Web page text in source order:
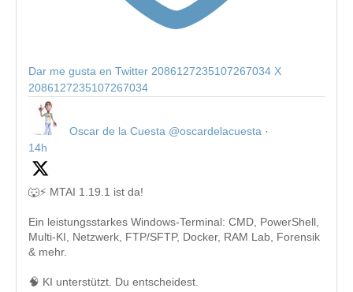
Dar me gusta en Twitter 2086127235107267034 X
2086127235107267034
Oscar de la Cuesta @oscardelacuesta ·
14h
🐺⚡ MTAI 1.19.1 ist da!
Ein leistungsstarkes Windows-Terminal: CMD, PowerShell,
Multi-KI, Netzwerk, FTP/SFTP, Docker, RAM Lab, Forensik
& mehr.
🧠 KI unterstützt. Du entscheidest.